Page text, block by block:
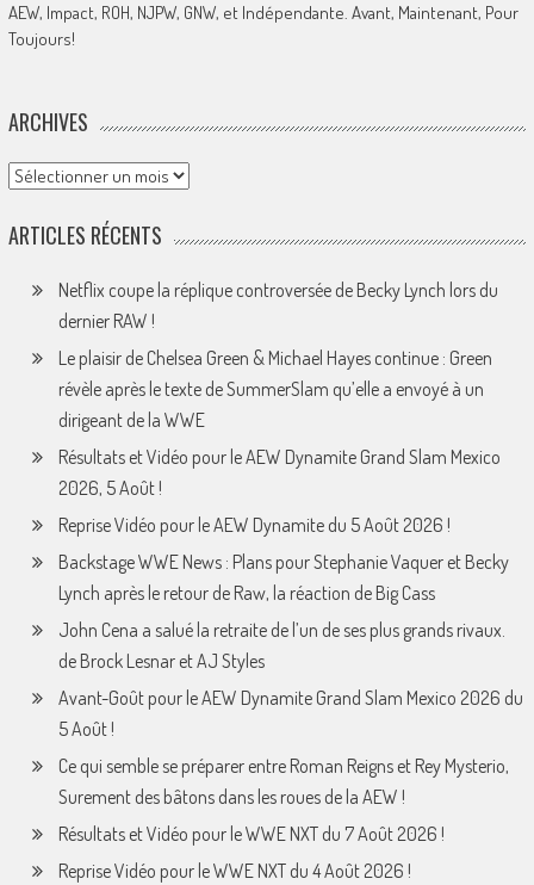
AEW, Impact, ROH, NJPW, GNW, et Indépendante. Avant, Maintenant, Pour
Toujours!
ARCHIVES
Archives
ARTICLES RÉCENTS
Netflix coupe la réplique controversée de Becky Lynch lors du
dernier RAW !
Le plaisir de Chelsea Green & Michael Hayes continue : Green
révèle après le texte de SummerSlam qu’elle a envoyé à un
dirigeant de la WWE
Résultats et Vidéo pour le AEW Dynamite Grand Slam Mexico
2026, 5 Août !
Reprise Vidéo pour le AEW Dynamite du 5 Août 2026 !
Backstage WWE News : Plans pour Stephanie Vaquer et Becky
Lynch après le retour de Raw, la réaction de Big Cass
John Cena a salué la retraite de l’un de ses plus grands rivaux.
de Brock Lesnar et AJ Styles
Avant-Goût pour le AEW Dynamite Grand Slam Mexico 2026 du
5 Août !
Ce qui semble se préparer entre Roman Reigns et Rey Mysterio,
Surement des bâtons dans les roues de la AEW !
Résultats et Vidéo pour le WWE NXT du 7 Août 2026 !
Reprise Vidéo pour le WWE NXT du 4 Août 2026 !